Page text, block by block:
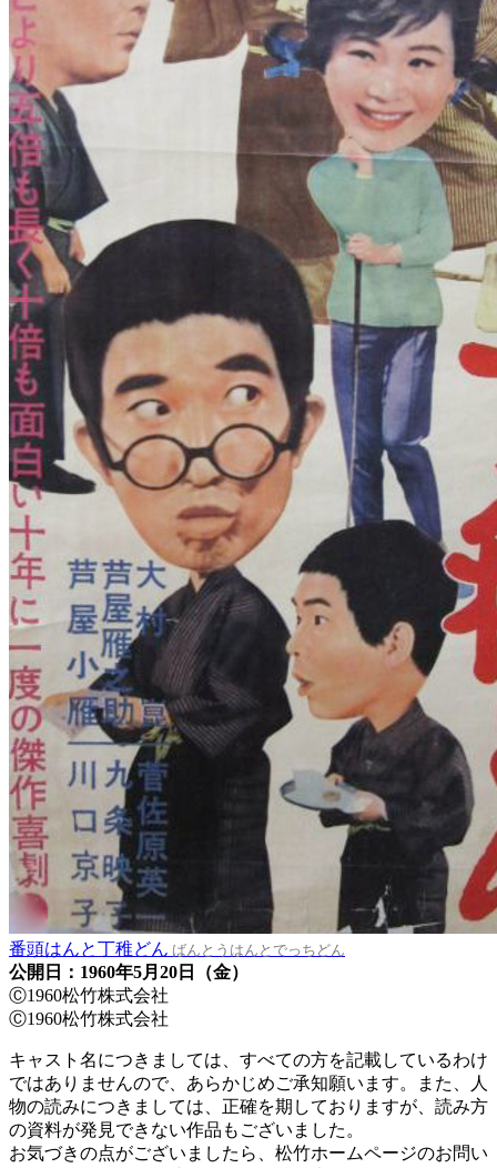
番頭はんと丁稚どん ばんとうはんとでっちどん
公開日：1960年5月20日（金）
Ⓒ1960松竹株式会社
Ⓒ1960松竹株式会社
キャスト名につきましては、すべての方を記載しているわけ
ではありませんので、あらかじめご承知願います。また、人
物の読みにつきましては、正確を期しておりますが、読み方
の資料が発見できない作品もございました。
お気づきの点がございましたら、松竹ホームページのお問い